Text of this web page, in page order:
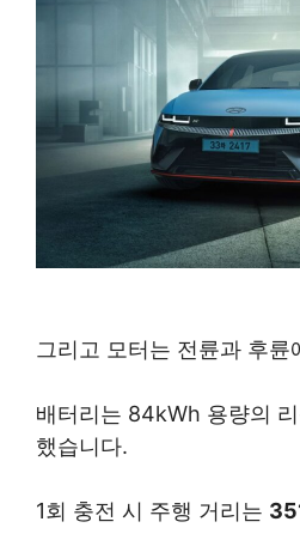
그리고 모터는 전륜과 후륜
배터리는 84kWh 용량의
했습니다.
1회 충전 시 주행 거리는